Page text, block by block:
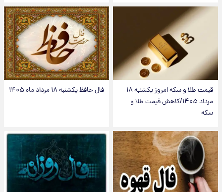
قیمت طلا و سکه امروز یکشنبه ۱۸
مرداد ۱۴۰۵/کاهش قیمت طلا و
سکه
فال حافظ یکشنبه ۱۸ مرداد ماه ۱۴۰۵